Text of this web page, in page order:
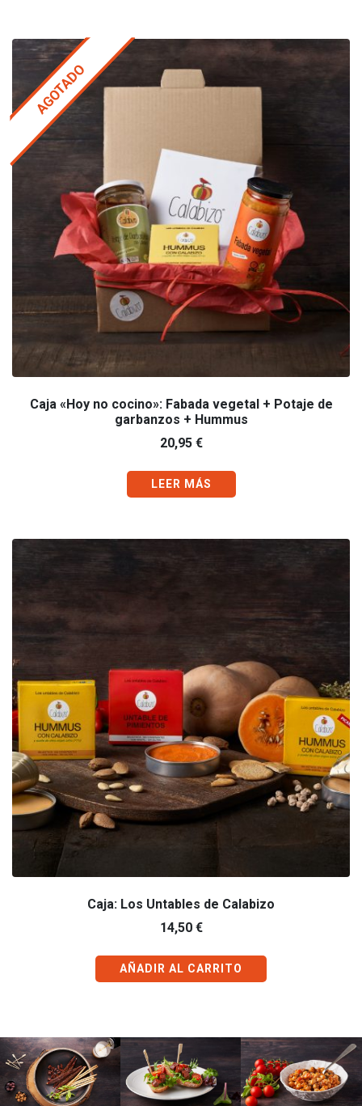
AGOTADO
Caja «Hoy no cocino»: Fabada vegetal + Potaje de
garbanzos + Hummus
20,95 €
LEER MÁS
Caja: Los Untables de Calabizo
14,50 €
AÑADIR AL CARRITO